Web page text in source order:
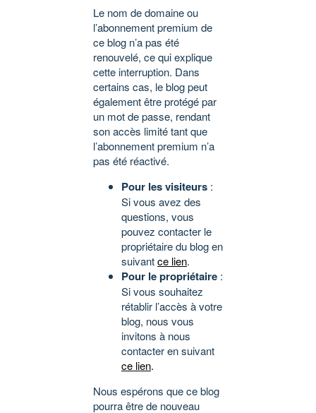
Le nom de domaine ou
l’abonnement premium de
ce blog n’a pas été
renouvelé, ce qui explique
cette interruption. Dans
certains cas, le blog peut
également être protégé par
un mot de passe, rendant
son accès limité tant que
l’abonnement premium n’a
pas été réactivé.
Pour les visiteurs :
Si vous avez des
questions, vous
pouvez contacter le
propriétaire du blog en
suivantce lien.
Pour le propriétaire :
Si vous souhaitez
rétablir l’accès à votre
blog, nous vous
invitons à nous
contacter en suivant
ce lien.
Nous espérons que ce blog
pourra être de nouveau